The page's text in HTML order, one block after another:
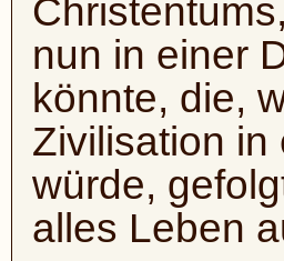
nun in einer
könnte, die,
Zivilisation in
würde,
alles Leben